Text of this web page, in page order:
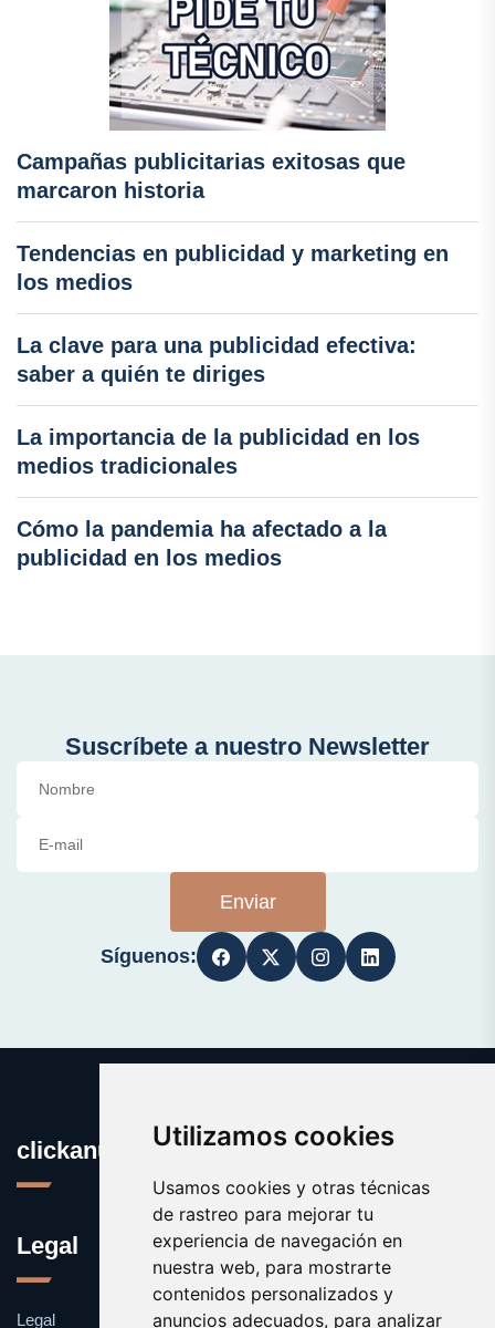
Utilizamos cookies
Usamos cookies y otras técnicas
de rastreo para mejorar tu
experiencia de navegación en
nuestra web, para mostrarte
contenidos personalizados y
anuncios adecuados, para analizar
Campañas publicitarias exitosas que
marcaron historia
Tendencias en publicidad y marketing en
los medios
La clave para una publicidad efectiva:
saber a quién te diriges
La importancia de la publicidad en los
medios tradicionales
Cómo la pandemia ha afectado a la
publicidad en los medios
Suscríbete a nuestro Newsletter
Enviar
Síguenos:
clickanuncio.es
Legal
Legal